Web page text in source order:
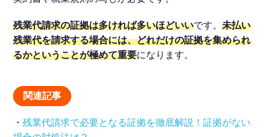
残業代請求の証拠は多ければ多いほどいいです。未払い
残業代を請求する場合には、どれだけの証拠を集められ
るかということが極めて重要になります。
関連記事
・残業代請求で必要となる証拠を徹底解説！証拠がない